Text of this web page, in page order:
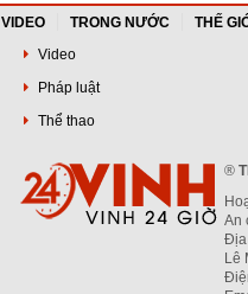
VIDEO TRONG NƯỚC THẾ
Video
Pháp luật
Thể thao
®
An
Địa
Lê